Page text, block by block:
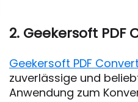
2. Geekersoft PDF
Geekersoft PDF
zuverlässige und
Anwendung zum